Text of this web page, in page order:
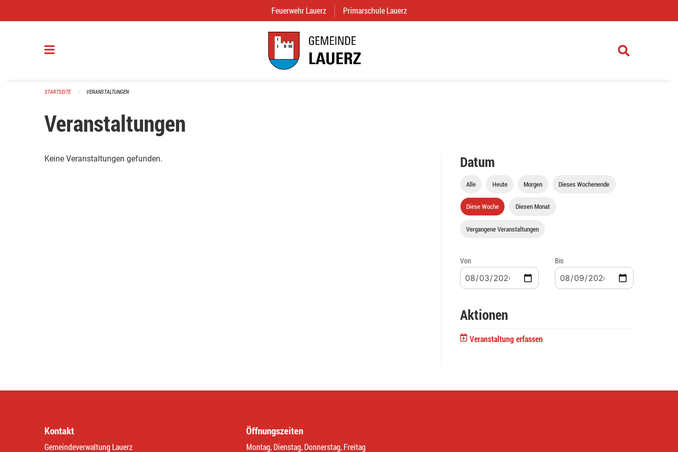
Feuerwehr Lauerz (External Link)
Primarschule Lauerz
STARTSEITE VERANSTALTUNGEN
Veranstaltungen
Keine Veranstaltungen gefunden. Datum
Alle Heute Morgen Dieses Wochenende
Diese Woche Diesen Monat
Vergangene Veranstaltungen
Von Bis
Aktionen
Veranstaltung erfassen
Kontakt
Gemeindeverwaltung Lauerz
Öffnungszeiten
Montag, Dienstag, Donnerstag, Freitag